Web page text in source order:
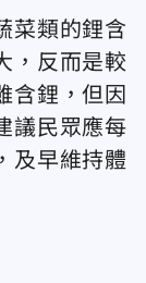
菜類的鋰含
，反而是較
含鋰，但因
議民眾應每
及早維持體